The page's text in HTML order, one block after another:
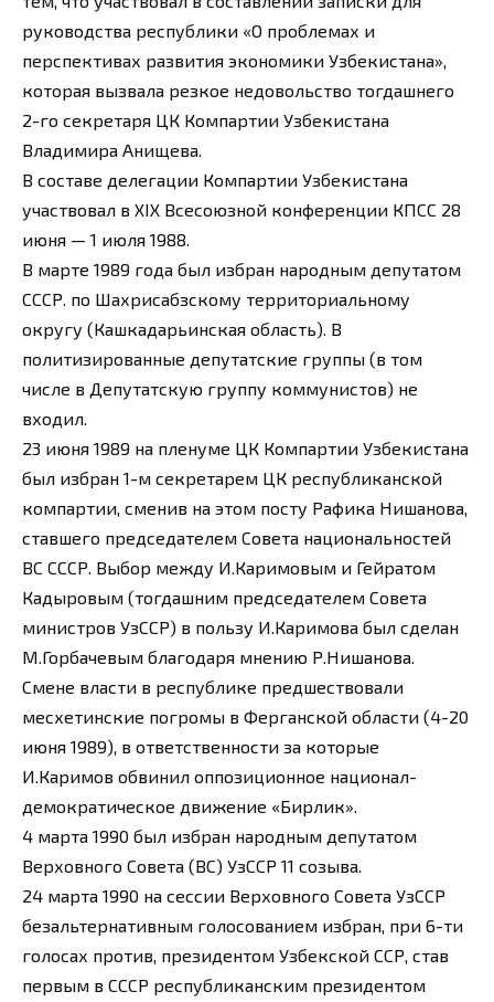
руководства республики «О проблемах и
перспективах развития экономики Узбекистана»,
которая вызвала резкое недовольство тогдашнего
2-го секретаря ЦК Компартии Узбекистана
Владимира Анищева.
В составе делегации Компартии Узбекистана
участвовал в XIX Всесоюзной конференции КПСС 28
июня — 1 июля 1988.
В марте 1989 года был избран народным депутатом
СССР. по Шахрисабзскому территориальному
округу (Кашкадарьинская область). В
политизированные депутатские группы (в том
числе в Депутатскую группу коммунистов) не
входил.
23 июня 1989 на пленуме ЦК Компартии Узбекистана
был избран 1-м секретарем ЦК республиканской
компартии, сменив на этом посту Рафика Нишанова,
ставшего председателем Совета национальностей
ВС СССР. Выбор между И.Каримовым и Гейратом
Кадыровым (тогдашним председателем Совета
министров УзССР) в пользу И.Каримова был сделан
М.Горбачевым благодаря мнению Р.Нишанова.
Смене власти в республике предшествовали
месхетинские погромы в Ферганской области (4-20
июня 1989), в ответственности за которые
И.Каримов обвинил оппозиционное национал-
демократическое движение «Бирлик».
4 марта 1990 был избран народным депутатом
Верховного Совета (ВС) УзССР 11 созыва.
24 марта 1990 на сессии Верховного Совета УзССР
безальтернативным голосованием избран, при 6-ти
голосах против, президентом Узбекской ССР, став
первым в СССР республиканским президентом